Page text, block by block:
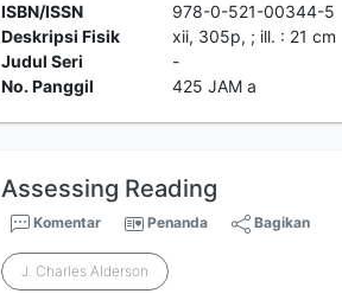
ISBN/ISSN
978-0-521-00344-5
Deskripsi Fisik
xii, 305p, ; ill. : 21 cm
Judul Seri
-
No. Panggil
425 JAM a
Assessing Reading
Komentar Penanda Bagikan
J. Charles Alderson